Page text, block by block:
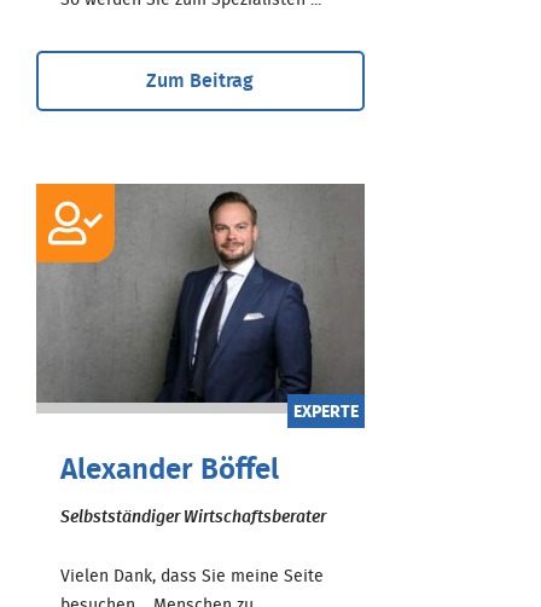
Zum Beitrag
EXPERTE
Alexander Böffel
Selbstständiger Wirtschaftsberater
Vielen Dank, dass Sie meine Seite